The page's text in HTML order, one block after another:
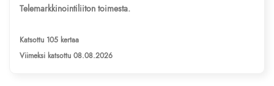
Telemarkkinointiliiton toimesta.
Katsottu 105 kertaa
Viimeksi katsottu 08.08.2026